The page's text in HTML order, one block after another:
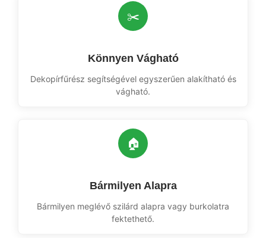
✂️
Könnyen Vágható
Dekopírfűrész segítségével egyszerűen alakítható és
vágható.
🏠
Bármilyen Alapra
Bármilyen meglévő szilárd alapra vagy burkolatra
fektethető.